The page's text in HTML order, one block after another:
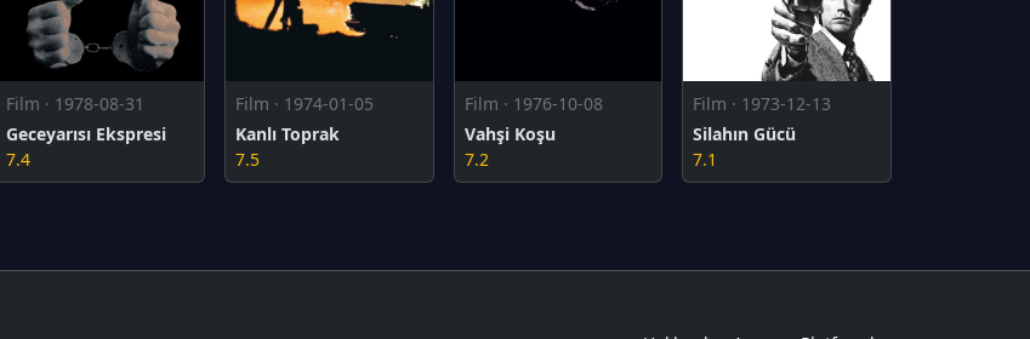
Film · 1978-08-31
Geceyarısı Ekspresi
7.4
Film · 1974-01-05
Kanlı Toprak
7.5
Film · 1976-10-08
Vahşi Koşu
7.2
Film · 1973-12-13
Silahın Gücü
7.1